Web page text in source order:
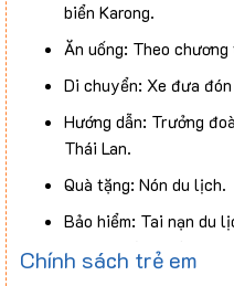
biển Karong.
Ăn uống: Theo chương
Di chuyển: Xe đưa
Hướng dẫn: Trưởng
Thái Lan.
Quà tặng: Nón du lịch.
Bảo hiểm: Tai nạn du
USD/người, dưới 75
Chính sách trẻ em